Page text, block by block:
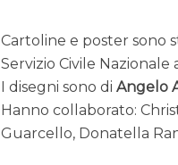
Cartoline e poster sono
Servizio Civile Nazionale
I disegni sono diAngelo
Hanno collaborato:
Guarcello, Donatella